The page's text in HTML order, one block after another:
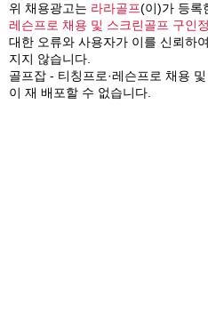
위 채용광고는 라라골프(이)가 등록
레슨프로 채용 및 스크린골프 구인
대한 오류와 사용자가 이를 신뢰하
지지 않습니다.
골프잡 - 티칭프로·레슨프로 채용
이 재 배포할 수 없습니다.